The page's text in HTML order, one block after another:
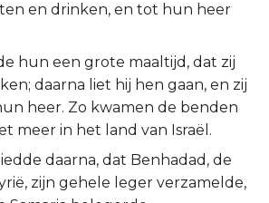
en drinken, en tot hun heer
hun een grote maaltijd, dat zij
daarna liet hij hen gaan, en zij
heer. Zo kwamen de benden
meer in het land van Israël.
daarna, dat Benhadad, de
zijn gehele leger verzamelde,